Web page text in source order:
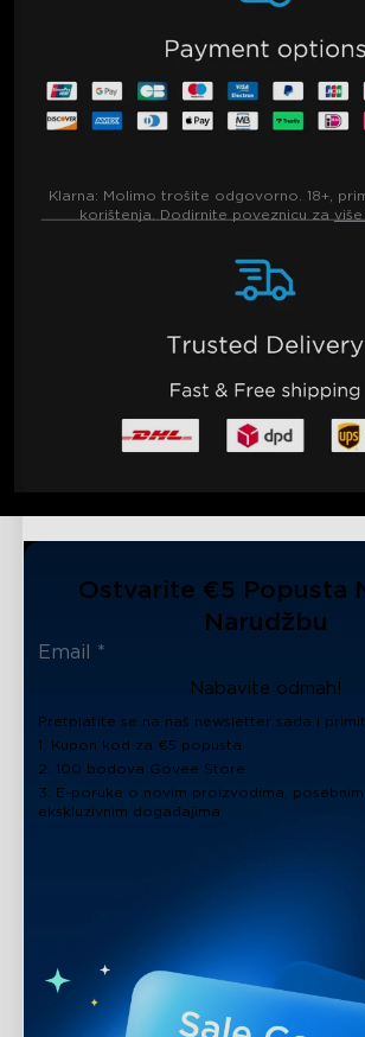
Klarna: Molimo trošite odgovorno. 18+,
korištenja. Dodirnite poveznicu za više
Ostvarite €5 Popusta
Narudžbu
Nabavite odmah!
Pretplatite se na naš newsletter sada i
1. Kupon kod za €5 popusta
2. 100 bodova Govee Store
3. E-poruke o novim proizvodima,
ekskluzivnim događajima